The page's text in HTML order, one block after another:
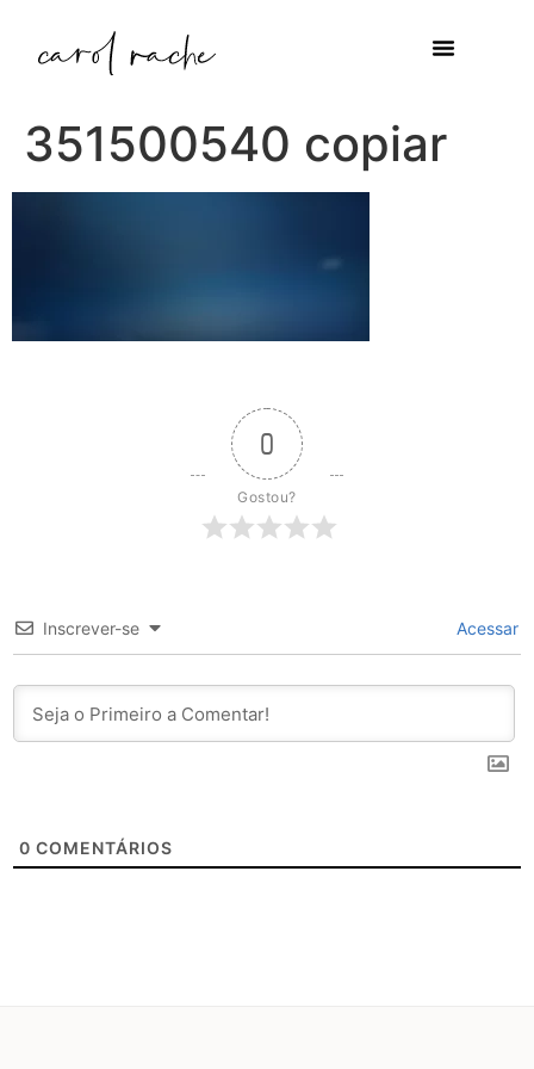
351500540 copiar
0
Gostou?
Inscrever-se Acessar
0 COMENTÁRIOS